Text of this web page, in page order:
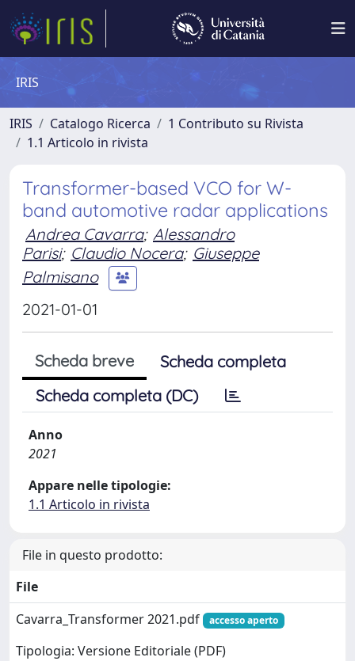
IRIS
IRIS Catalogo Ricerca
1 Contributo su Rivista
1.1 Articolo in rivista
Transformer-based VCO for W-
band automotive radar applications
Andrea Cavarra; Alessandro
Parisi; Claudio Nocera; Giuseppe
Palmisano
2021-01-01
Scheda breve
Scheda completa
Scheda completa (DC)
Anno
2021
Appare nelle tipologie:
1.1 Articolo in rivista
File in questo prodotto:
File
Cavarra_Transformer 2021.pdf
accesso aperto
Tipologia: Versione Editoriale (PDF)